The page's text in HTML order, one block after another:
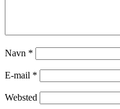
Navn *
E-mail *
Websted